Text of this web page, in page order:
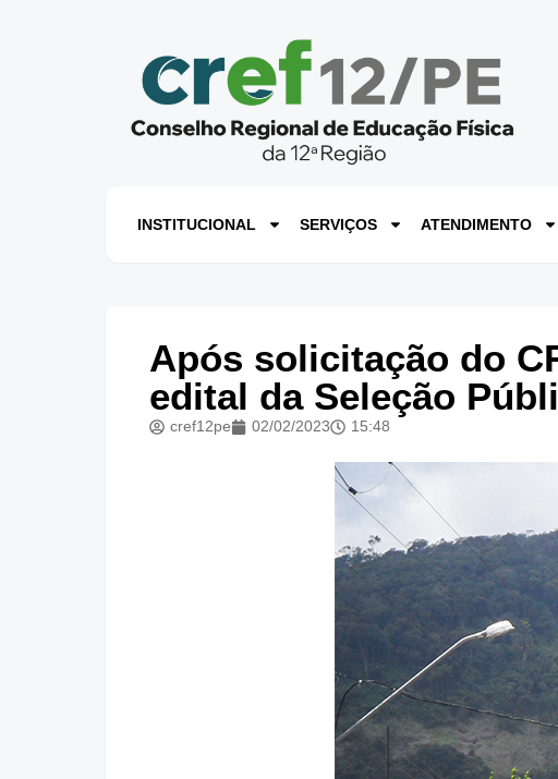
INSTITUCIONAL SERVIÇOS ATENDIMENTO
Após solicitação do
edital da Seleção
cref12pe 02/02/2023 15:48